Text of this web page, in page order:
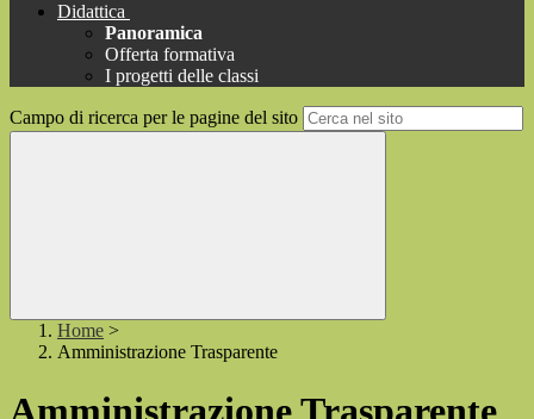
Didattica
Panoramica
Offerta formativa
I progetti delle classi
Campo di ricerca per le pagine del sito
Home >
Amministrazione Trasparente
Amministrazione Trasparente